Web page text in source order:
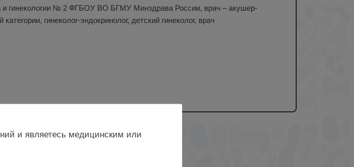
и гинекологии № 2 ФГБОУ ВО БГМУ Минздрава России, врач – акушер-
гинеколог-эндокринолог, детский гинеколог, врач
и являетесь медицинским или